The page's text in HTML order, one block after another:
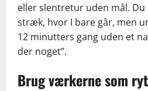
eller slentretur uden mål. Du
stræk, hvor I bare går, men
12 minutters gang uden et
der noget”.
Brug værkerne som